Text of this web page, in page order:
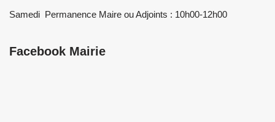
Samedi Permanence Maire ou Adjoints : 10h00-12h00
Facebook Mairie